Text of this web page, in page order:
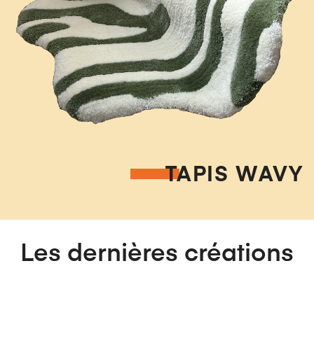
TAPIS WAVY
Les dernières créations